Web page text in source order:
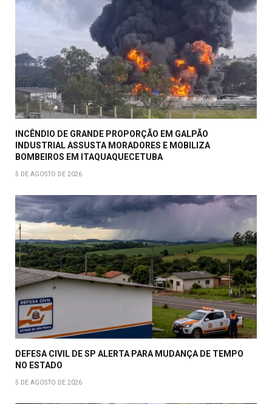
INCÊNDIO DE GRANDE PROPORÇÃO EM GALPÃO
INDUSTRIAL ASSUSTA MORADORES E MOBILIZA
BOMBEIROS EM ITAQUAQUECETUBA
5 DE AGOSTO DE 2026
DEFESA CIVIL DE SP ALERTA PARA MUDANÇA DE TEMPO
NO ESTADO
5 DE AGOSTO DE 2026